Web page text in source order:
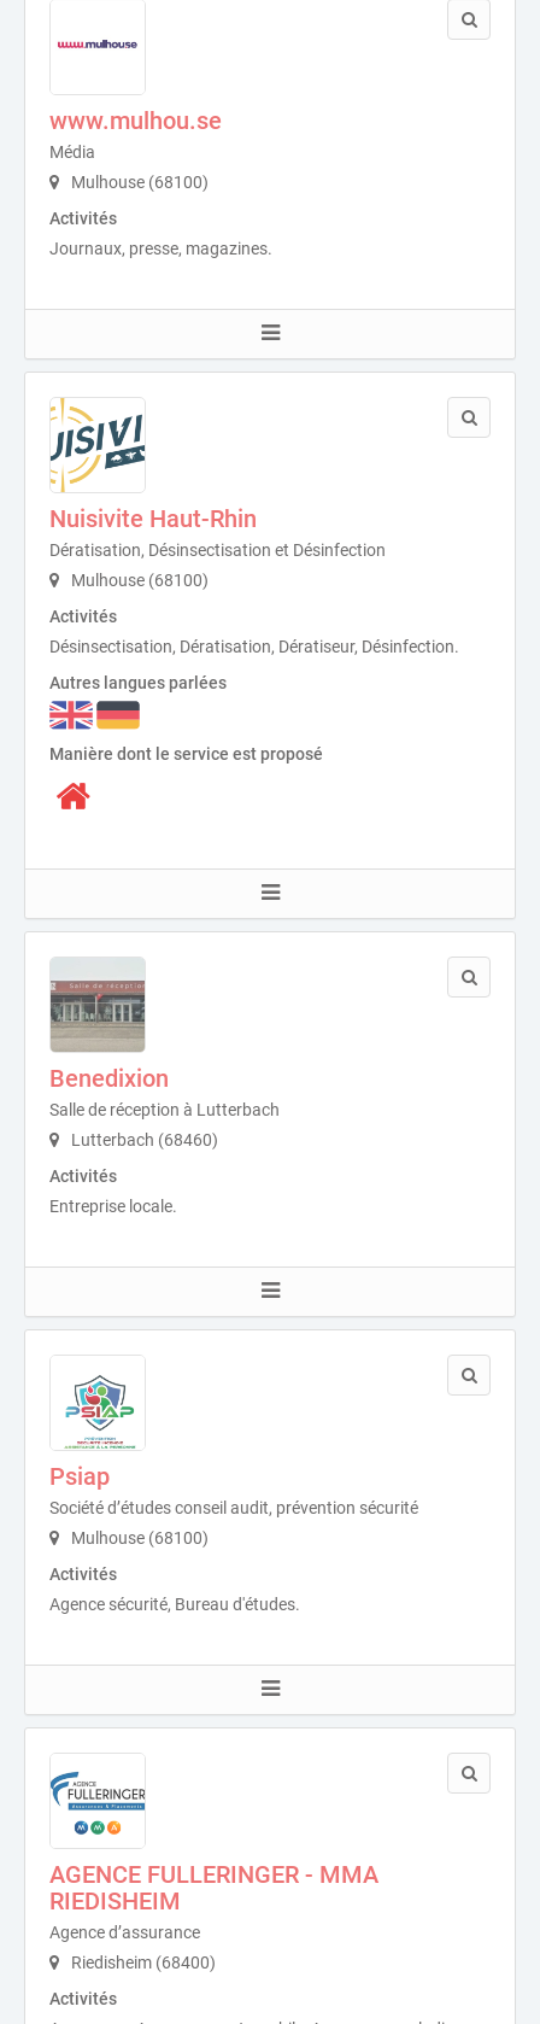
www.mulhou.se
Média
Mulhouse (68100)
Activités
Journaux, presse, magazines.
Nuisivite Haut-Rhin
Dératisation, Désinsectisation et Désinfection
Mulhouse (68100)
Activités
Désinsectisation, Dératisation, Dératiseur, Désinfection.
Autres langues parlées
Manière dont le service est proposé
Benedixion
Salle de réception à Lutterbach
Lutterbach (68460)
Activités
Entreprise locale.
Psiap
Société d’études conseil audit, prévention sécurité
Mulhouse (68100)
Activités
Agence sécurité, Bureau d'études.
AGENCE FULLERINGER - MMA
RIEDISHEIM
Agence d’assurance
Riedisheim (68400)
Activités